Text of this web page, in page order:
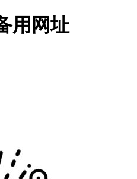
用网址